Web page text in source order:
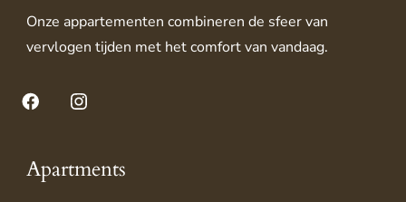
Onze appartementen combineren de sfeer van
vervlogen tijden met het comfort van vandaag.
Facebook
Instagram
Apartments